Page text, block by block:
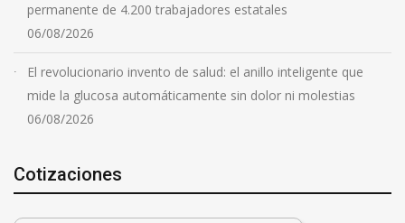
permanente de 4.200 trabajadores estatales
06/08/2026
El revolucionario invento de salud: el anillo inteligente que
mide la glucosa automáticamente sin dolor ni molestias
06/08/2026
Cotizaciones